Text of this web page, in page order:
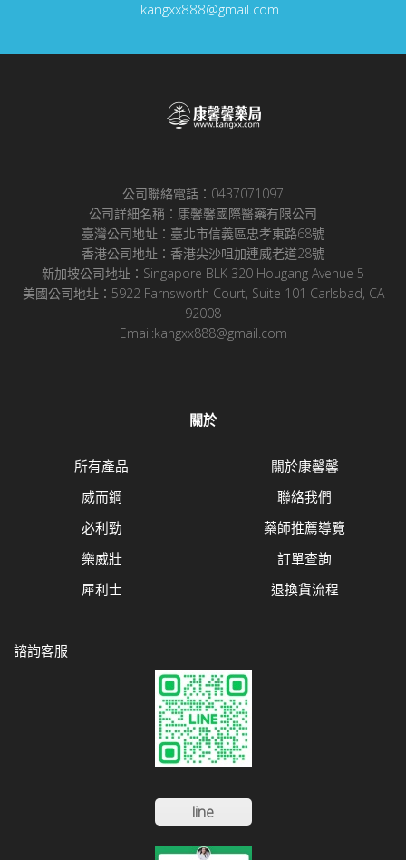
kangxx888@gmail.com
公司聯絡電話：0437071097
公司詳細名稱：康馨馨國際醫藥有限公司
臺灣公司地址：臺北市信義區忠孝東路68號
香港公司地址：香港尖沙咀加連威老道28號
新加坡公司地址：Singapore BLK 320 Hougang Avenue 5
美國公司地址：5922 Farnsworth Court, Suite 101 Carlsbad, CA
92008
Email:kangxx888@gmail.com
關於
所有產品
威而鋼
必利勁
樂威壯
犀利士
關於康馨馨
聯絡我們
藥師推薦導覽
訂單查詢
退換貨流程
諮詢客服
line